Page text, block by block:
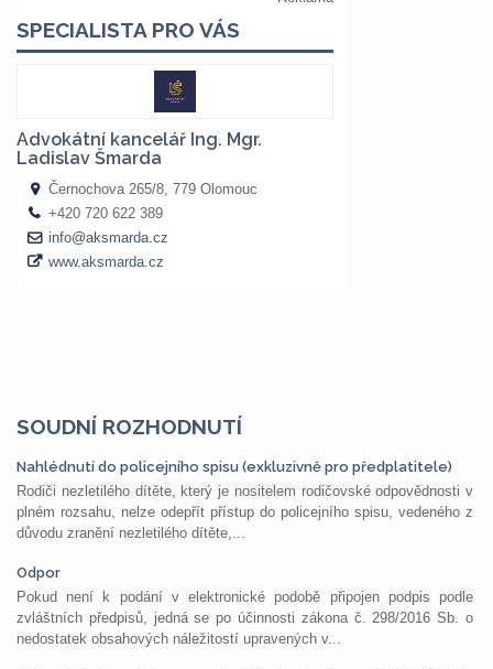
SOUDNÍ ROZHODNUTÍ
Nahlédnutí do policejního spisu (exkluzivně pro předplatitele)
Rodiči nezletilého dítěte, který je nositelem rodičovské odpovědnosti v
plném rozsahu, nelze odepřít přístup do policejního spisu, vedeného z
důvodu zranění nezletilého dítěte,...
Odpor
Pokud není k podání v elektronické podobě připojen podpis podle
zvláštních předpisů, jedná se po účinnosti zákona č. 298/2016 Sb. o
nedostatek obsahových náležitostí upravených v...